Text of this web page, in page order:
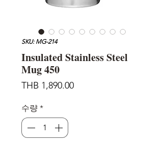
SKU: MG-214
Insulated Stainless Steel
Mug 450
THB 1,890.00가
수량 *